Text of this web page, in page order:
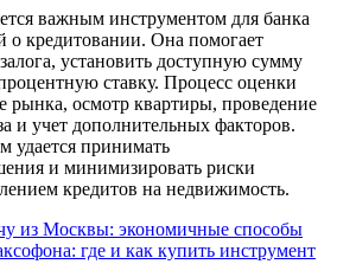
важным инструментом для банка
кредитовании. Она помогает
установить доступную сумму
ставку. Процесс оценки
рынка, осмотр квартиры, проведение
и учет дополнительных факторов.
удается принимать
и минимизировать риски
кредитов на недвижимость.
из Москвы: экономичные способы
где и как купить инструмент